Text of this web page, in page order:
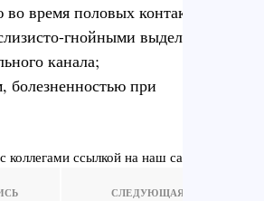
время половых контактов;+
гнойными выделениями
канала;
болезненностью при
коллегами ссылкой на наш сайт
СЛЕДУЮЩАЯ ЗАПИСЬ